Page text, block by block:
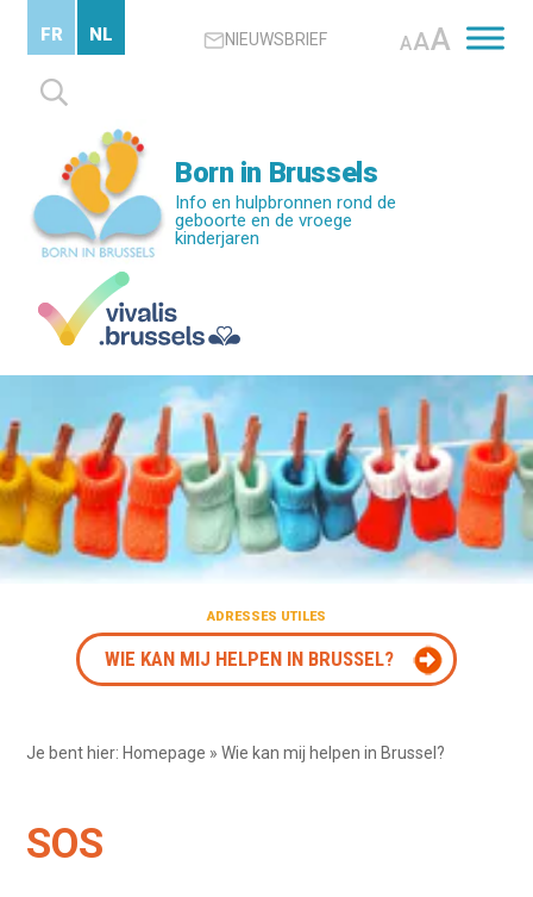
content
NIEUWSBRIEF AAA
Zoeken
naar:
FR NL
Born in Brussels
Info en hulpbronnen rond de
geboorte en de vroege
kinderjaren
ADRESSES UTILES
WIE KAN MIJ HELPEN IN BRUSSEL?
Je bent hier: Homepage »Wie kan mij helpen in Brussel?
SOS